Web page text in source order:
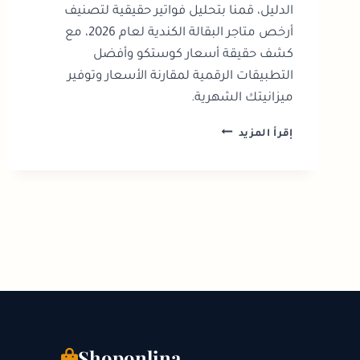
الدليل، قمنا بتحليل فواتير حقيقية لتصنيف
أرخص متاجر البقالة الكندية لعام 2026، مع
كشف حقيقة أسعار كوستكو وأفضل
التطبيقات الرقمية لمقارنة الأسعار وتوفير
ميزانيتك الشهرية.
إقرأ المزيد أرخص